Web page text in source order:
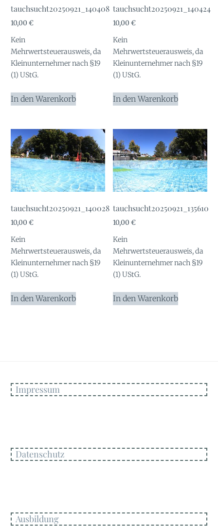
tauchsucht20250921_140408
10,00€
Kein
Mehrwertsteuerausweis, da
Kleinunternehmer nach §19
(1) UStG.
In den Warenkorb
tauchsucht20250921_140424
10,00€
Kein
Mehrwertsteuerausweis, da
Kleinunternehmer nach §19
(1) UStG.
In den Warenkorb
tauchsucht20250921_140028
10,00€
Kein
Mehrwertsteuerausweis, da
Kleinunternehmer nach §19
(1) UStG.
In den Warenkorb
tauchsucht20250921_135610
10,00€
Kein
Mehrwertsteuerausweis, da
Kleinunternehmer nach §19
(1) UStG.
In den Warenkorb
Impressum
Datenschutz
Ausbildung